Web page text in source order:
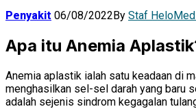
Penyakit 06/08/2022By Staf
Apa itu Anemia
Anemia aplastik ialah satu keadaan di
menghasilkan sel-sel darah yang baru
adalah sejenis sindrom kegagalan